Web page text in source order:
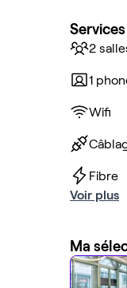
Services
2
1
Wifi
Fibre
Voir plus
Ma